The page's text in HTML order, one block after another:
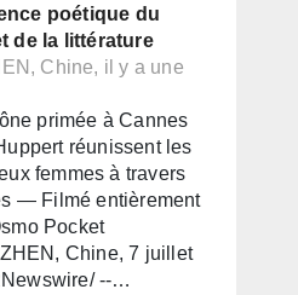
poétique du
de la littérature
Chine, il y a une
primée à Cannes
réunissent les
femmes à travers
— Filmé entièrement
Pocket
Chine, 7 juillet
--…